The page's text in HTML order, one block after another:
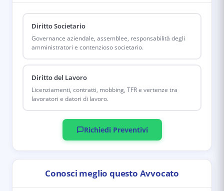
Diritto Societario
Governance aziendale, assemblee, responsabilità degli
amministratori e contenzioso societario.
Diritto del Lavoro
Licenziamenti, contratti, mobbing, TFR e vertenze tra
lavoratori e datori di lavoro.
Richiedi Preventivi
Conosci meglio questo Avvocato